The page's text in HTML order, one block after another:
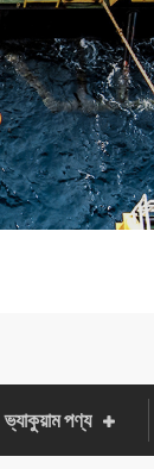
ভ্যাকুয়াম পণ্য